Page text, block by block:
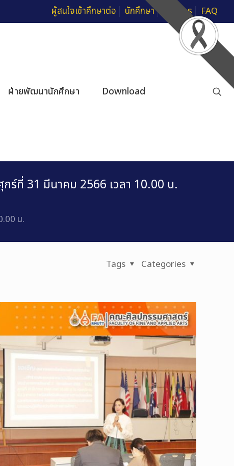
ผู้สนใจเข้าศึกษาต่อ นักศึกษา บุคลากร FAQ
ฝ่ายพัฒนานักศึกษา Download
ร์ที่ 31 มีนาคม 2566 เวลา 10.00 น.
น.
Categories
Tags